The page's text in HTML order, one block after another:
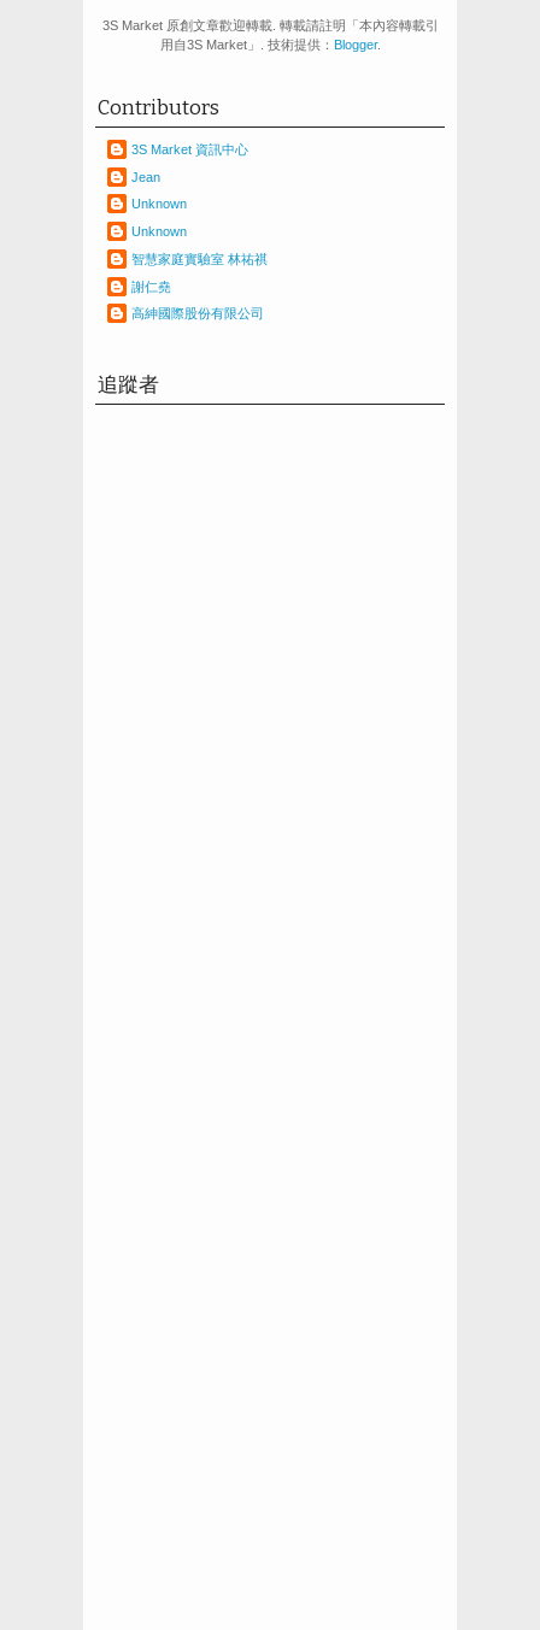
3S Market 原創文章歡迎轉載. 轉載請註明「本內容轉載引
用自3S Market」. 技術提供： Blogger.
Contributors
3S Market 資訊中心
Jean
Unknown
Unknown
智慧家庭實驗室 林祐祺
謝仁堯
高紳國際股份有限公司
追蹤者